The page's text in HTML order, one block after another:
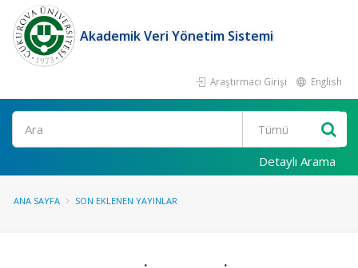
Akademik Veri Yönetim Sistemi
Araştırmacı Girişi English
Ara
Detaylı Arama
ANA SAYFA SON EKLENEN YAYINLAR